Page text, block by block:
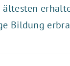
Bildung